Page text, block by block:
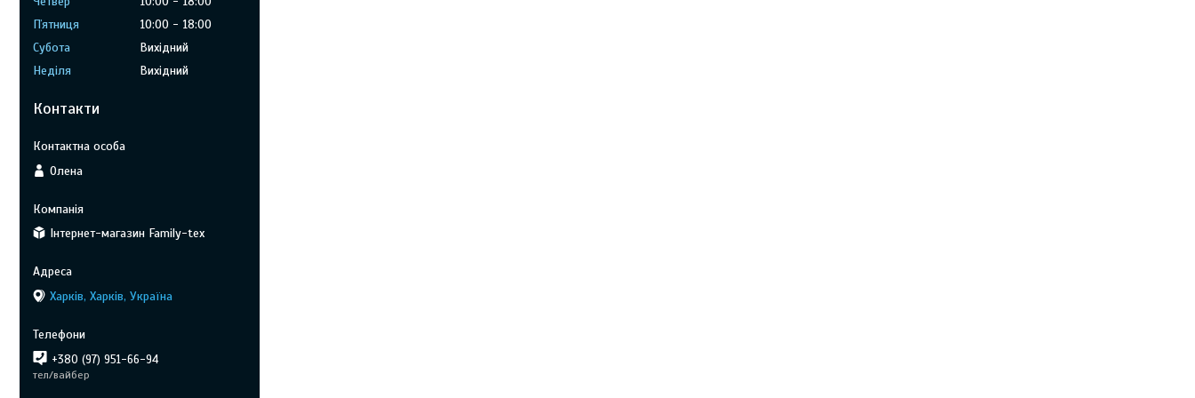
Пʼятниця
10:00
18:00
Субота
Вихідний
Неділя
Вихідний
Контакти
Олена
Інтернет-магазин Family-tex
Харків, Харків, Україна
+380 (97) 951-66-94
тел/вайбер